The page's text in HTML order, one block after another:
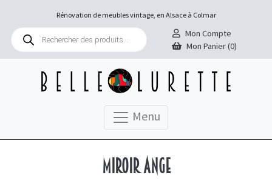
Rénovation de meubles vintage, en Alsace à Colmar
Recherche
produits
Mon Compte
Mon Panier (0)
Menu
Miroir Ange